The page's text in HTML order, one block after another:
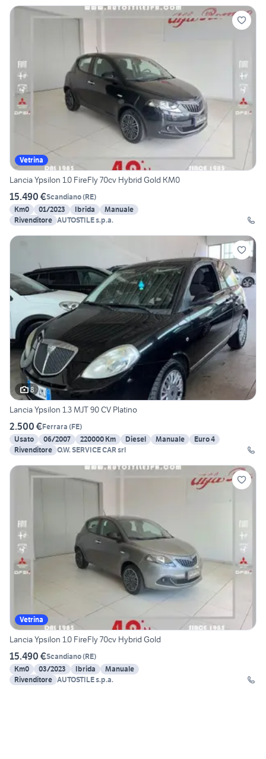
Vetrina
Lancia Ypsilon 1.0 FireFly 70cv Hybrid Gold KM0
15.490 €Scandiano(RE)
Km0
01/2023 Ibrida
Manuale
Rivenditore AUTOSTILE s.p.a.
8
Lancia Ypsilon 1.3 MJT 90 CV Platino
2.500 €Ferrara (FE)
Usato
06/2007 220000 Km Diesel Manuale
Euro 4
Rivenditore
O.W. SERVICE CAR srl
Vetrina
Lancia Ypsilon 1.0 FireFly 70cv Hybrid Gold
15.490 €Scandiano(RE)
Km0
03/2023 Ibrida
Manuale
Rivenditore AUTOSTILE s.p.a.